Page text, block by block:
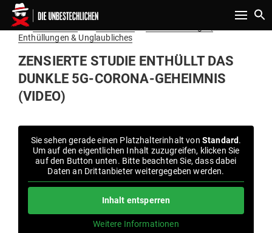
Toggle
Am
am
Enthüllungen & Unglaubliches
ZEN­SIERTE STUDIE ENT­HÜLLT DAS
DUNKLE 5G-CORONA-GEHEIMNIS
(VIDEO)
Sie sehen gerade einen Platz­hal­ter­inhalt von Standard.
Um auf den eigent­lichen Inhalt zuzu­greifen, klicken Sie
auf den Button unten. Bitte beachten Sie, dass dabei
Daten an Dritt­an­bieter wei­ter­ge­geben werden.
Inhalt ent­sperren
Weitere Infor­ma­tionen